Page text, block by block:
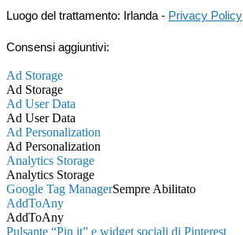
Luogo del trattamento: Irlanda - Privacy Policy
Consensi aggiuntivi:
Ad Storage
Ad Storage
Ad User Data
Ad User Data
Ad Personalization
Ad Personalization
Analytics Storage
Analytics Storage
Google Tag ManagerSempre Abilitato
AddToAny
AddToAny
Pulsante “Pin it” e widget sociali di Pinterest